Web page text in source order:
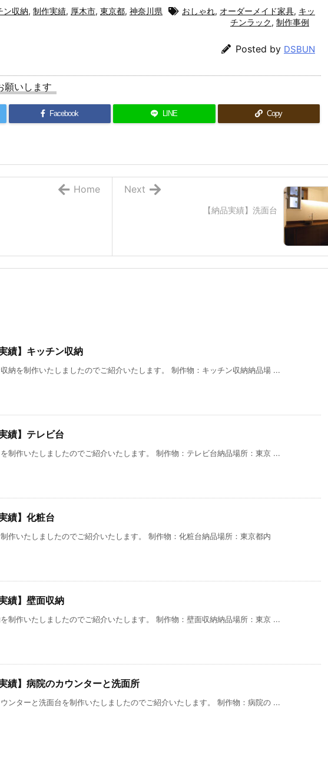
ン収納, 制作実績, 厚木市, 東京都, 神奈川県 おしゃれ, オーダーメイド家具, キッ
チンラック, 制作事例
Posted by DSBUN
願いします
Facebook LINE Copy
【納品実績】洗面台
Next
Home
実績】キッチン収納
納を制作いたしましたのでご紹介いたします。 制作物：キッチン収納納品場 ...
績】テレビ台
制作いたしましたのでご紹介いたします。 制作物：テレビ台納品場所：東京 ...
績】化粧台
作いたしましたのでご紹介いたします。 制作物：化粧台納品場所：東京都内
績】壁面収納
制作いたしましたのでご紹介いたします。 制作物：壁面収納納品場所：東京 ...
実績】病院のカウンターと洗面所
ンターと洗面台を制作いたしましたのでご紹介いたします。 制作物：病院の ...